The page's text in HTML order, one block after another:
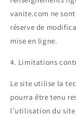
vanite.com ne
réserve de
mise en ligne.
4. Limitations
Le site utilise la
pourra être tenu
l’utilisation du